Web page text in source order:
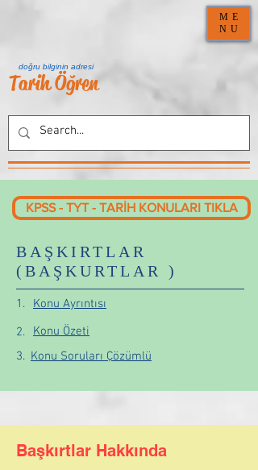
Tarih Öğren
doğru bilginin adresi
ME
NU
KPSS - TYT - TARİH KONULARI TIKLA
BAŞKIRTLAR
(BAŞKURTLAR )
1.
Konu Ayrıntısı
2.
Konu Özeti
3. Konu Soruları Çözümlü
Başkırtlar Hakkında